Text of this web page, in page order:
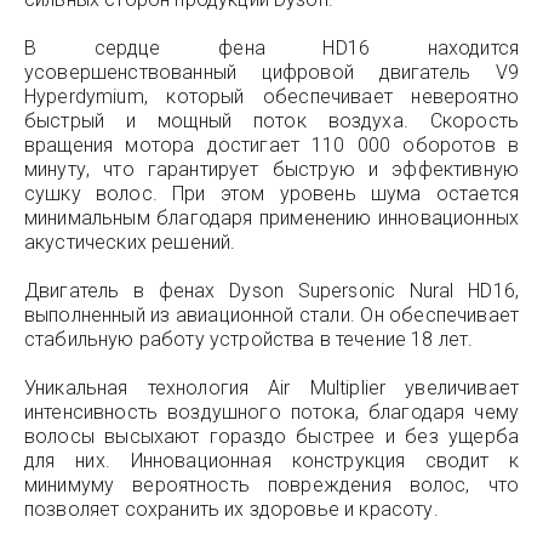
В сердце фена HD16 находится
усовершенствованный цифровой двигатель V9
Hyperdymium, который обеспечивает невероятно
быстрый и мощный поток воздуха. Скорость
вращения мотора достигает 110 000 оборотов в
минуту, что гарантирует быструю и эффективную
сушку волос. При этом уровень шума остается
минимальным благодаря применению инновационных
акустических решений.
Двигатель в фенах Dyson Supersonic Nural HD16,
выполненный из авиационной стали. Он обеспечивает
стабильную работу устройства в течение 18 лет.
Уникальная технология Air Multiplier увеличивает
интенсивность воздушного потока, благодаря чему
волосы высыхают гораздо быстрее и без ущерба
для них. Инновационная конструкция сводит к
минимуму вероятность повреждения волос, что
позволяет сохранить их здоровье и красоту.